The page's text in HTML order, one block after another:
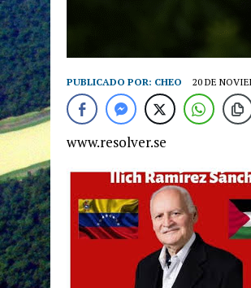
PUBLICADO POR: CHEO 20 DE
www.resolver.se